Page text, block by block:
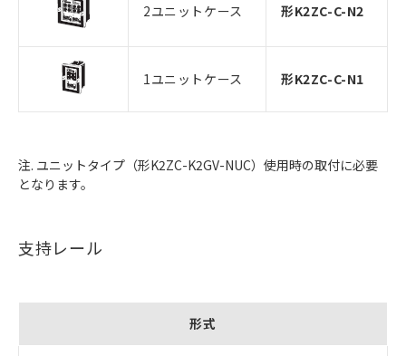
2ユニットケース 形K2ZC-C-N2
1ユニットケース 形K2ZC-C-N1
注. ユニットタイプ（形K2ZC-K2GV-NUC）使用時の取付に必要
となります。
支持レール
形式